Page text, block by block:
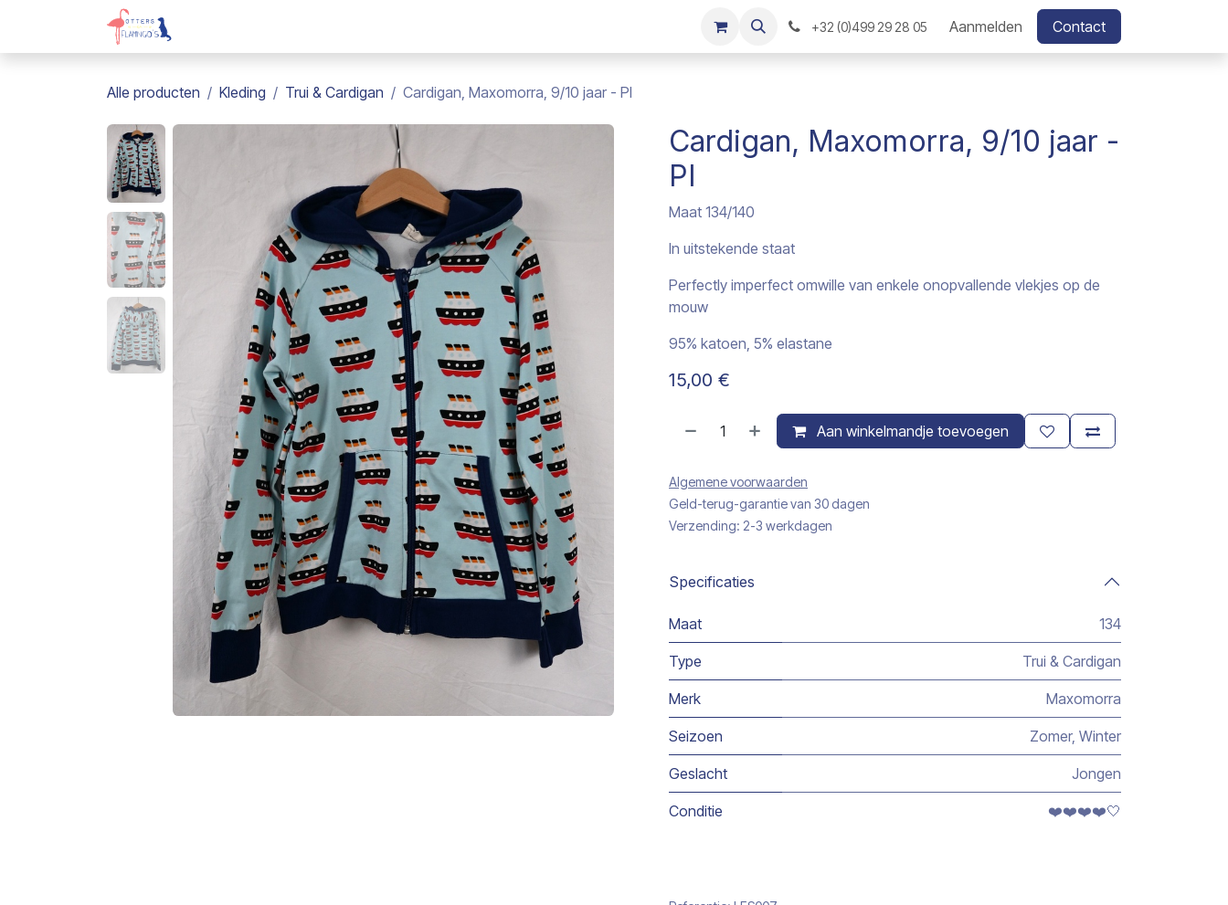
Overslaan naar inhoud
+32 (0)499 29 28 05 Aanmelden Contact
Alle producten Kleding Trui & Cardigan Cardigan, Maxomorra, 9/10 jaar - PI
Cardigan, Maxomorra, 9/10 jaar -
PI
Maat 134/140
In uitstekende staat
Perfectly imperfect omwille van enkele onopvallende vlekjes op de
mouw
95% katoen, 5% elastane
15,00 €
Aan winkelmandje toevoegen
Algemene voorwaarden
Geld-terug-garantie van 30 dagen
Verzending: 2-3 werkdagen
Specificaties
Maat 134
Type Trui & Cardigan
Merk Maxomorra
Seizoen Zomer, Winter
Geslacht Jongen
Conditie ❤️❤️❤️❤️🤍